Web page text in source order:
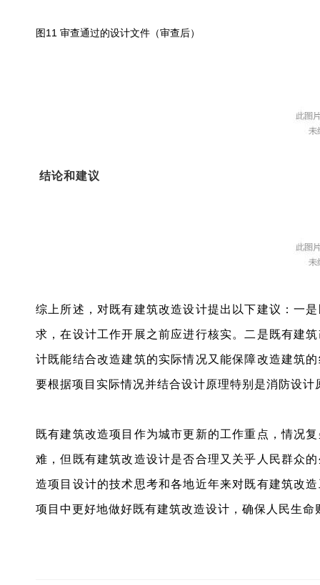
图11 审查通过的设计文件（审查后）
结论和建议
综上所述，对既有建筑改造设计提出以下建议：一
求，在设计工作开展之前应进行核实。二是既有建
计既能结合改造建筑的实际情况又能保障改造建筑
要根据项目实际情况并结合设计原理特别是消防设
既有建筑改造项目作为城市更新的工作重点，情况
难，但既有建筑改造设计是否合理又关乎人民群众
造项目设计的技术思考和各地近年来对既有建筑改
项目中更好地做好既有建筑改造设计，确保人民生